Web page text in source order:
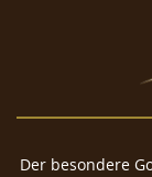
Der besondere